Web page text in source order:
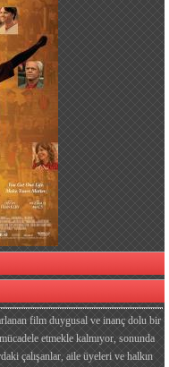
film duygusal ve inanç dolu bir
etmekle kalmıyor, sonunda
çalışanlar, aile üyeleri ve halkın